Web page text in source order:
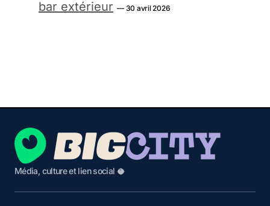
bar extérieur — 30 avril 2026
Média, culture et lien social 🥥